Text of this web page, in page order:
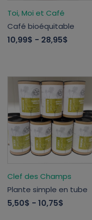
Toi, Moi et Café
Café bioéquitable
10,99$ - 28,95$
Clef des Champs
Plante simple en tube
5,50$ - 10,75$